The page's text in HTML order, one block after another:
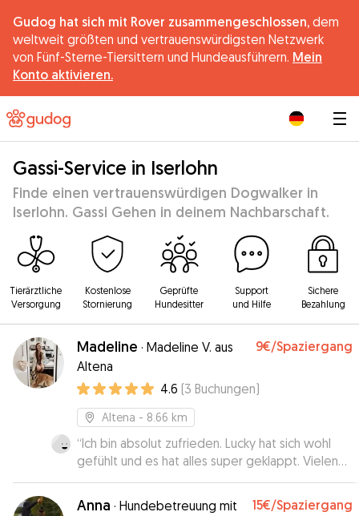
Gudog hat sich mit Rover zusammengeschlossen, dem
weltweit größten und vertrauenswürdigsten Netzwerk
von Fünf-Sterne-Tiersittern und Hundeausführern. Mein
Konto aktivieren.
Gassi-Service in Iserlohn
Finde einen vertrauenswürdigen Dogwalker in
Iserlohn. Gassi Gehen in deinem Nachbarschaft.
Tierärztliche
Versorgung
Kostenlose
Stornierung
Geprüfte
Hundesitter
Support
und Hilfe
Sichere
Bezahlung
Madeline · Madeline V. aus
Altena
9€/Spaziergang
4.6 (3 Buchungen)
Altena - 8.66 km
“Ich bin absolut zufrieden. Lucky hat sich wohl
gefühlt und es hat alles super geklappt. Vielen
Dank. 😀”
Anna · Hundebetreuung mit
15€/Spaziergang